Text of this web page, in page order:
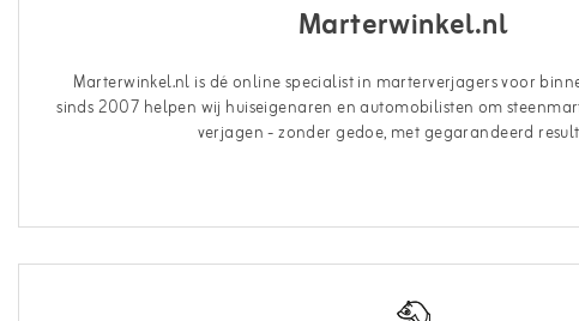
Marterwinkel.nl
Marterwinkel.nl is dé online specialist in marterverjagers voor
sinds 2007 helpen wij huiseigenaren en automobilisten om
verjagen - zonder gedoe, met gegarandeerd